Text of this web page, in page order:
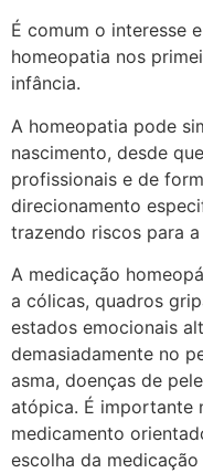
É comum o interesse
homeopatia nos
infância.
A homeopatia pode
nascimento, desde
profissionais e de
direcionamento
trazendo riscos para a
A medicação
a cólicas, quadros
estados emocionais
demasiadamente no
asma, doenças de
atópica. É importante
medicamento
escolha da